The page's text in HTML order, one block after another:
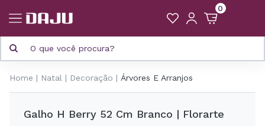
0
Home Natal Decoração Árvores E Arranjos
Galho H Berry 52 Cm Branco | Florarte